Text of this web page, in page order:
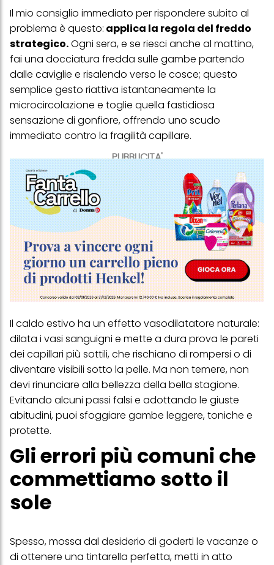
PUBBLICITA'
Il mio consiglio immediato per rispondere subito al
problema è questo: applica la regola del freddo
strategico.Ogni sera, e se riesci anche al mattino,
fai una docciatura fredda sulle gambe partendo
dalle caviglie e risalendo verso le cosce; questo
semplice gesto riattiva istantaneamente la
microcircolazione e toglie quella fastidiosa
sensazione di gonfiore, offrendo uno scudo
immediato contro la fragilità capillare.
Il caldo estivo ha un effetto vasodilatatore naturale:
dilata i vasi sanguigni e mette a dura prova le pareti
dei capillari più sottili, che rischiano di rompersi o di
diventare visibili sotto la pelle. Ma non temere, non
devi rinunciare alla bellezza della bella stagione.
Evitando alcuni passi falsi e adottando le giuste
abitudini, puoi sfoggiare gambe leggere, toniche e
protette.
Gli errori più comuni che
commettiamo sotto il
sole
Spesso, mossa dal desiderio di goderti le vacanze o
di ottenere una tintarella perfetta, metti in atto